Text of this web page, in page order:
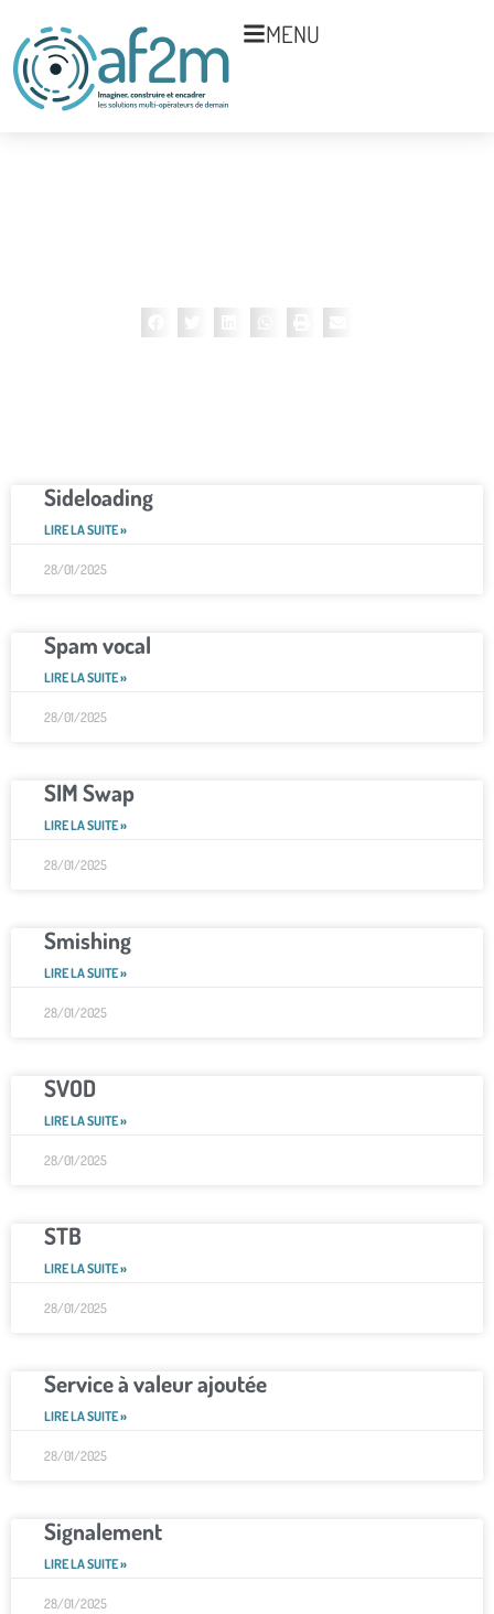
MENU
Sideloading
LIRE LA SUITE »
28/01/2025
Spam vocal
LIRE LA SUITE »
28/01/2025
SIM Swap
LIRE LA SUITE »
28/01/2025
Smishing
LIRE LA SUITE »
28/01/2025
SVOD
LIRE LA SUITE »
28/01/2025
STB
LIRE LA SUITE »
28/01/2025
Service à valeur ajoutée
LIRE LA SUITE »
28/01/2025
Signalement
LIRE LA SUITE »
28/01/2025